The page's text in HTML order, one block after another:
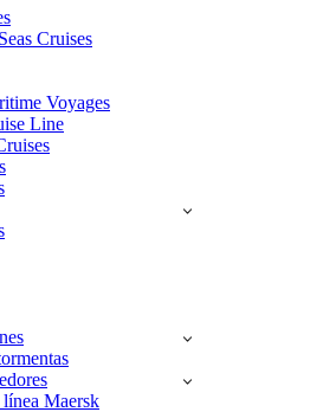
Cruises
Voyages
Line
Maersk